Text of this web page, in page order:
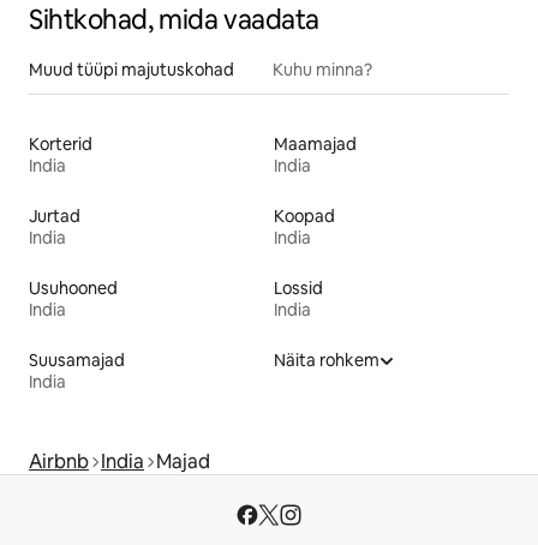
Sihtkohad, mida vaadata
Muud tüüpi majutuskohad Kuhu minna?
Korterid
India
Maamajad
India
Jurtad
India
Koopad
India
Usuhooned
India
Lossid
India
Suusamajad
India
Näita rohkem
Airbnb India Majad